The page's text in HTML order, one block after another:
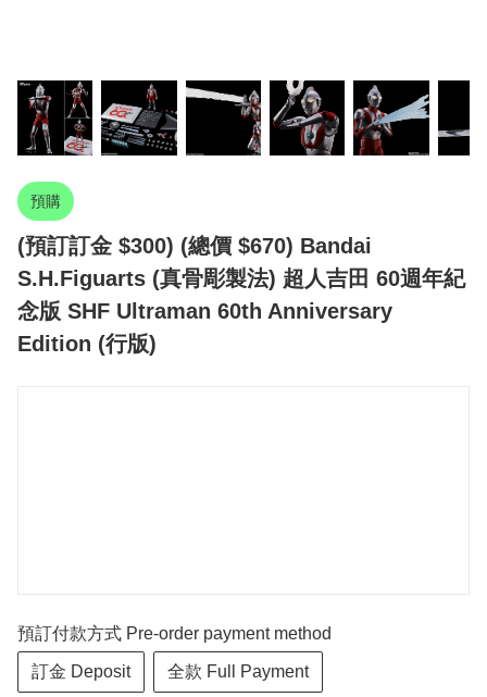
預購
(預訂訂金 $300) (總價 $670) Bandai
S.H.Figuarts (真骨彫製法) 超人吉田 60週年紀
念版 SHF Ultraman 60th Anniversary
Edition (行版)
預訂付款方式 Pre-order payment method
訂金 Deposit 全款 Full Payment